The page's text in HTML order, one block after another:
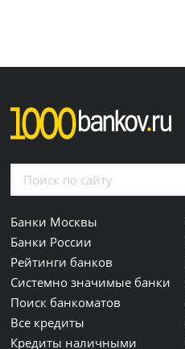
Банки Москвы
Банки России
Рейтинги банков
Системно значимые банки
Поиск банкоматов
Все кредиты
Кредиты наличными